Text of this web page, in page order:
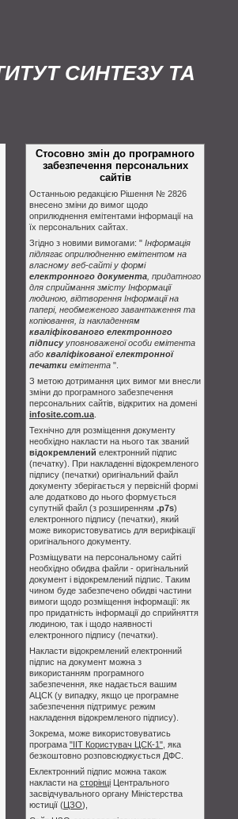
СИНТЕЗУ ТА
Стосовно змін до програмного
забезпечення персональних
сайтів
Останньою редакцією Рішення № 2826
внесено зміни до вимог щодо
оприлюднення емітентами інформації на
їх персональних сайтах.
Згідно з новими вимогами: " Інформація
підлягає оприлюдненню емітентом на
власному веб-сайті у формі
електронного документа , придатного
для сприймання змісту Інформації
людиною, відтворення Інформації на
папері, необмеженого завантаження та
копіювання, із накладенням
кваліфікованого електронного
підписууповноваженої особи емітента
або кваліфікованої електронної
печатки емітента ".
З метою дотримання цих вимог ми внесли
зміни до програмного забезпечення
персональних сайтів, відкритих на домені
infosite.com.ua
Технічно для розміщення документу
необхідно накласти на нього так званий
відокремлений електронний підпис
(печатку). При накладенні відокремленого
підпису (печатки) оригінальний файл
документу зберігається у первісній формі
але додатково до нього формується
супутній файл (з розширенням .p7s)
електронного підпису (печатки), який
може використовуватись для верифікації
оригінального документу.
Розміщувати на персональному сайті
необхідно обидва файли - оригінальний
документ і відокремлений підпис. Таким
чином буде забезпечено обидві частини
вимоги щодо розміщення інформації: як
про придатність інформації до сприйняття
людиною, так і щодо наявності
електронного підпису (печатки).
Накласти відокремлений електронний
підпис на документ можна з
використанням програмного
забезпечення, яке надається вашим
АЦСК (у випадку, якщо це програмне
забезпечення підтримує режим
накладення відокремленого підпису).
Зокрема, може використовуватись
програма "ІІТ Користувач ЦСК-1" , яка
безкоштовно розповсюджується ДФС.
Еклектронний підпис можна також
накласти на сторінці Центрального
засвідчувального органу Міністерства
юстиції (ЦЗО),